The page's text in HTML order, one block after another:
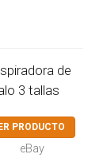
de
3 tallas
PRODUCTO
eBay